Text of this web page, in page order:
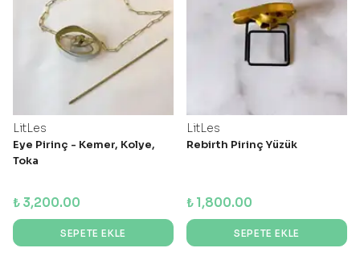
LitLes
Eye Pirinç - Kemer, Kolye,
Toka
₺ 3,200.00
SEPETE EKLE
LitLes
Rebirth Pirinç Yüzük
₺ 1,800.00
SEPETE EKLE